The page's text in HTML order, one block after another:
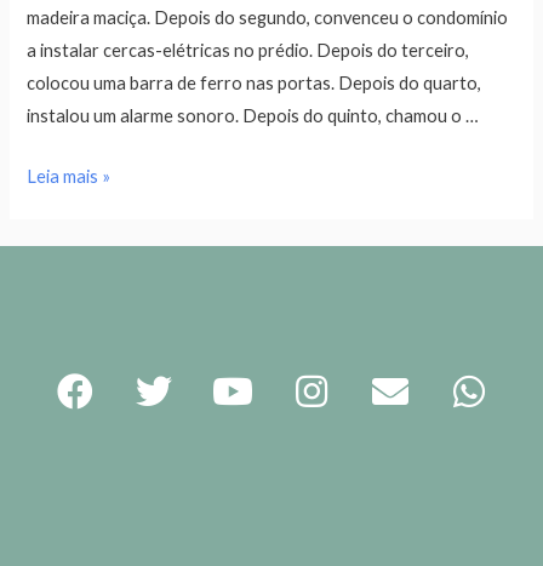
madeira maciça. Depois do segundo, convenceu o condomínio
a instalar cercas-elétricas no prédio. Depois do terceiro,
colocou uma barra de ferro nas portas. Depois do quarto,
instalou um alarme sonoro. Depois do quinto, chamou o …
Leia mais »